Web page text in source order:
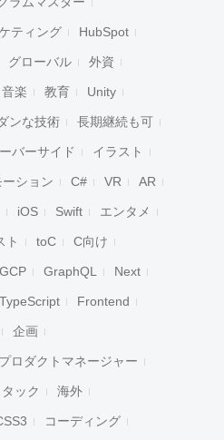
ティング HubSpot
グローバル 外資
音楽 教育 Unity
ンな技術 長期継続も可
バーサイド イラスト
ション C# VR AR
iOS Swift エンタメ
ト toC C向け
GCP GraphQL Next
TypeScript Frontend
企画
プロダクトマネージャー
ック 海外
コーディング